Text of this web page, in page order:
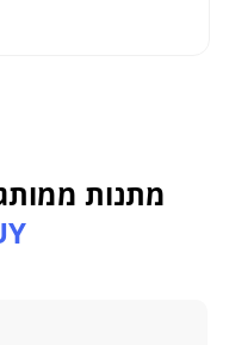
מתנות
/>